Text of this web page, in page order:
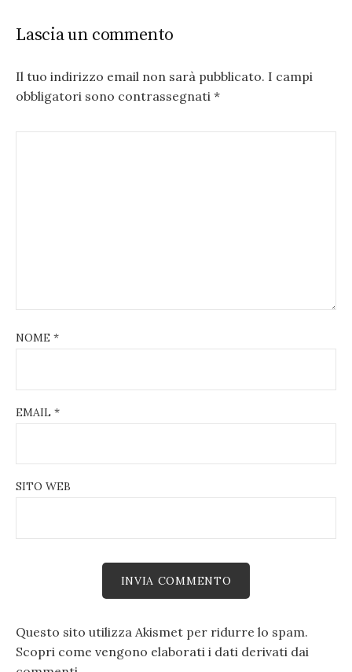
Lascia un commento
Il tuo indirizzo email non sarà pubblicato. I campi
obbligatori sono contrassegnati *
NOME *
EMAIL *
SITO WEB
Questo sito utilizza Akismet per ridurre lo spam.
Scopri come vengono elaborati i dati derivati dai